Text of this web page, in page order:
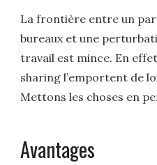
La frontière entre un
bureaux et une
travail est mince. En
sharing l’emportent de
Mettons les choses en
Avantages